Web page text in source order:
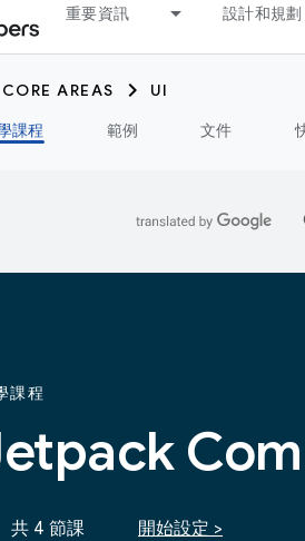
重要資訊 設計和規劃
CORE AREAS
UI
課程 範例 文件
課程
共 4 節課 開始設定 >